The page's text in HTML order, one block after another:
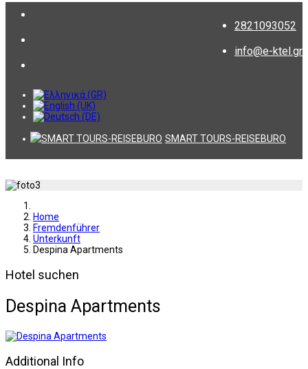
2821093052
info@e-ktel.gr
SMART TOURS-REISEBURO
Home
Fremdenführer
Unterkunft
Despina Apartments
Hotel suchen
Despina Apartments
Additional Info